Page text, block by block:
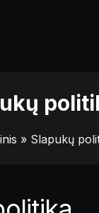
» Slapukų